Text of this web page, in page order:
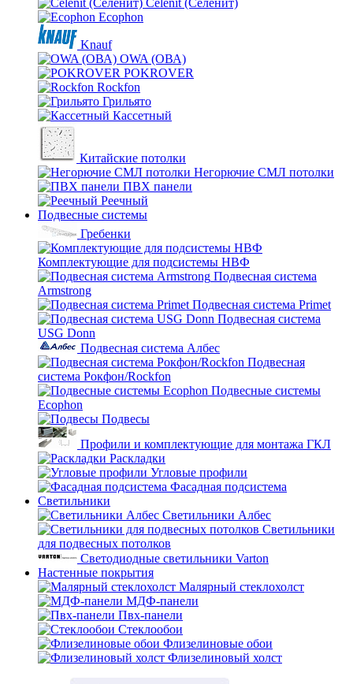
Celenit (Селенит)
Ecophon
Knauf
OWA (ОВА)
POKROVER
Rockfon
Грильято
Кассетный
Китайские потолки
Негорючие СМЛ потолки
ПВХ панели
Реечный
Подвесные системы
Гребенки
Комплектующие для подсистемы НВФ
Подвесная система
Armstrong
Подвесная система Primet
Подвесная система
USG Donn
Подвесная система Албес
Подвесная
система Рокфон/Rockfon
Подвесные системы
Ecophon
Подвесы
Профили и комплектующие для монтажа ГКЛ
Раскладки
Угловые профили
Фасадная подсистема
Светильники
Светильники Албес
Светильники
для подвесных потолков
Светодиодные светильники Varton
Настенные покрытия
Малярный стеклохолст
МДФ-панели
Пвх-панели
Стеклообои
Флизелиновые обои
Флизелиновый холст